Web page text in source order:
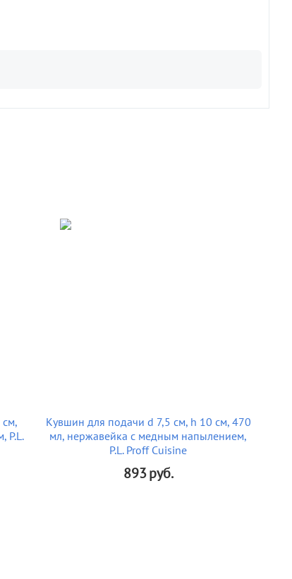
P.L.
Кувшин для подачи d 7,5 см, h 10 см, 470
мл, нержавейка с медным напылением,
P.L. Proff Cuisine
893руб.